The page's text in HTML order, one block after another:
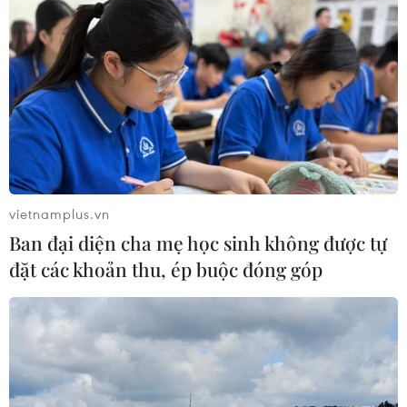
TIN LIÊN QUAN
vietnamplus.vn
Ban đại diện cha mẹ học sinh không được tự
đặt các khoản thu, ép buộc đóng góp